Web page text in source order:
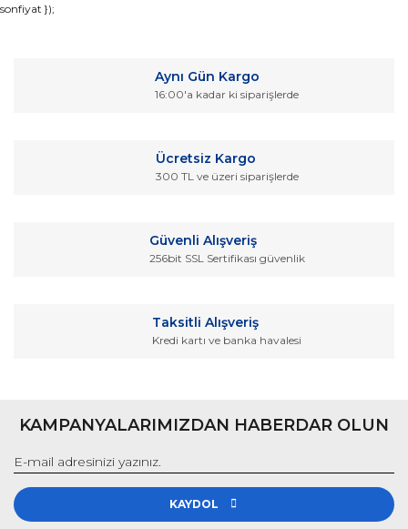
Yorum Yaz
konularda yetersiz gördüğünüz noktaları öneri formunu
Ürün resmi kalitesiz, bozuk veya görüntülenemiyor.
Ürün fiyatı diğer sitelerden daha pahalı.
sonfiyat });
Aynı Gün Kargo
16:00'a kadar ki siparişlerde
Ücretsiz Kargo
300 TL ve üzeri siparişlerde
Güvenli Alışveriş
256bit SSL Sertifikası güvenlik
Taksitli Alışveriş
Kredi kartı ve banka havalesi
KAMPANYALARIMIZDAN HABERDAR OLUN
KAYDOL